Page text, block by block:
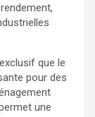
que le
pour des
une